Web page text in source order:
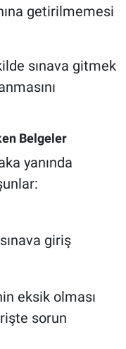
getirilmemesi
sınava gitmek
Belgeler
yanında
giriş
eksik olması
sorun